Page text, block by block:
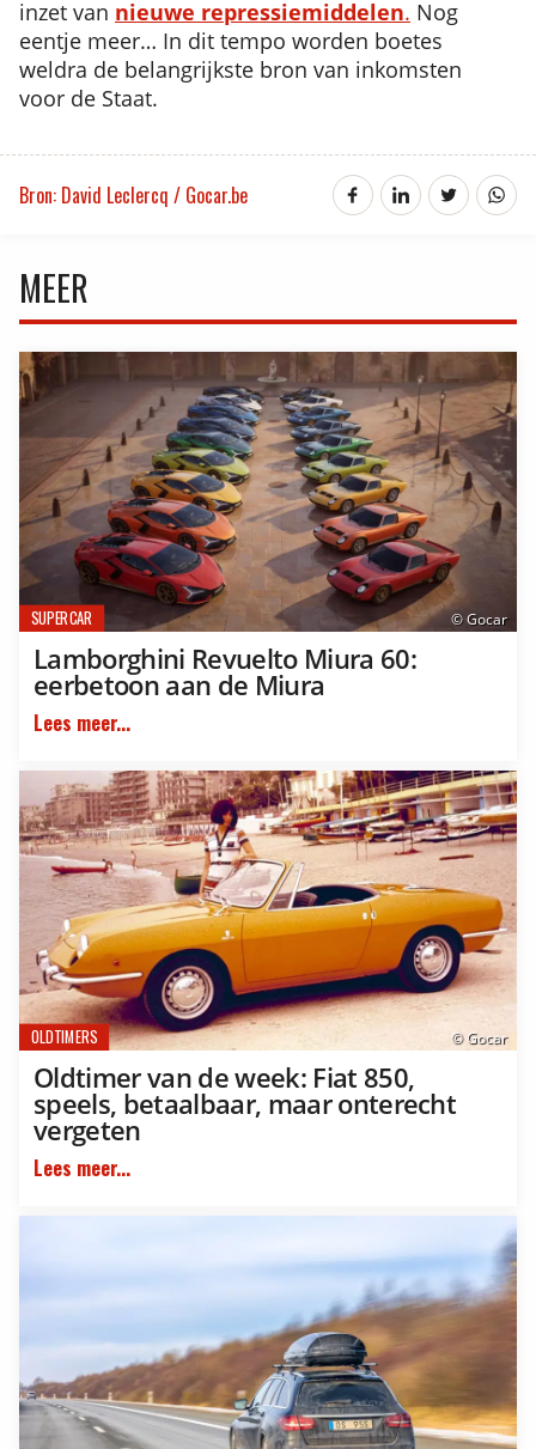
inzet van nieuwe repressiemiddelen. Nog
eentje meer… In dit tempo worden boetes
weldra de belangrijkste bron van inkomsten
voor de Staat.
Bron: David Leclercq / Gocar.be
MEER
© Gocar
SUPERCAR
Lamborghini Revuelto Miura 60:
eerbetoon aan de Miura
Lees meer...
© Gocar
OLDTIMERS
Oldtimer van de week: Fiat 850,
speels, betaalbaar, maar onterecht
vergeten
Lees meer...